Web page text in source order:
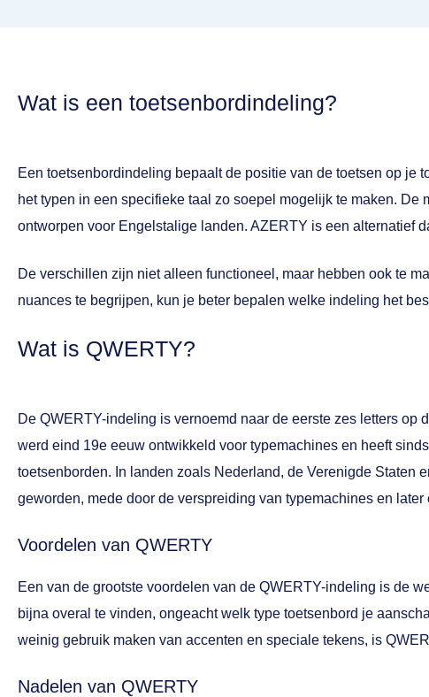
Wat is een toetsenbordindeling?
Een toetsenbordindeling bepaalt de positie van de toetsen op je
het typen in een specifieke taal zo soepel mogelijk te maken. De
ontworpen voor Engelstalige landen. AZERTY is een alternatief
De verschillen zijn niet alleen functioneel, maar hebben ook te
nuances te begrijpen, kun je beter bepalen welke indeling het
Wat is QWERTY?
De QWERTY-indeling is vernoemd naar de eerste zes letters op
werd eind 19e eeuw ontwikkeld voor typemachines en heeft
toetsenborden. In landen zoals Nederland, de Verenigde Staten
geworden, mede door de verspreiding van typemachines en later
Voordelen van QWERTY
Een van de grootste voordelen van de QWERTY-indeling is de
bijna overal te vinden, ongeacht welk type toetsenbord je
weinig gebruik maken van accenten en speciale tekens, is
Nadelen van QWERTY